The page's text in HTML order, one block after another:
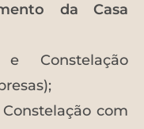
da Casa
e Constelação
com